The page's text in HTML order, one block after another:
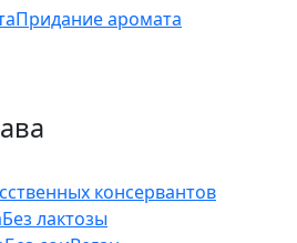
Придание аромата
консервантов
Без лактозы